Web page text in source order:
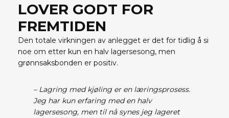
LOVER GODT FOR
FREMTIDEN
Den totale virkningen av anlegget er det for tidlig å si
noe om etter kun en halv lagersesong, men
grønnsaksbonden er positiv.
– Lagring med kjøling er en læringsprosess.
Jeg har kun erfaring med en halv
lagersesong, men til nå synes jeg lageret